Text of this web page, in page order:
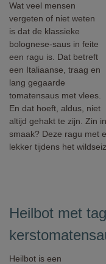
Wat veel mensen
vergeten of niet weten
is dat de klassieke
bolognese-saus in feite
een ragu is. Dat betreft
een Italiaanse, traag en
lang gegaarde
tomatensaus met vlees.
En dat hoeft, aldus, niet
altijd gehakt te zijn. Zin
smaak? Deze ragu met
lekker tijdens het
Heilbot met
Heilbot is een